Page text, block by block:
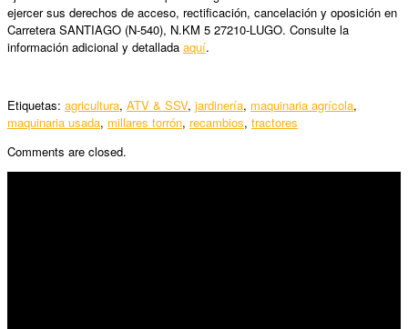
ejercer sus derechos de acceso, rectificación, cancelación y oposición en
Carretera SANTIAGO (N-540), N.KM 5 27210-LUGO. Consulte la
información adicional y detallada aquí.
Etiquetas: agricultura, ATV & SSV, jardinería, maquinaria agrícola,
maquinaria usada, millares torrón, recambios, tractores
Comments are closed.